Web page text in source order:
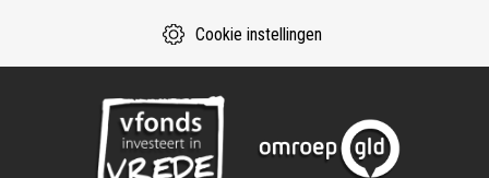
Cookie instellingen